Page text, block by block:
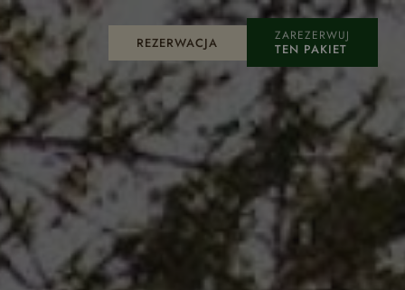
REZERWACJA ZAREZERWUJ
TEN PAKIET